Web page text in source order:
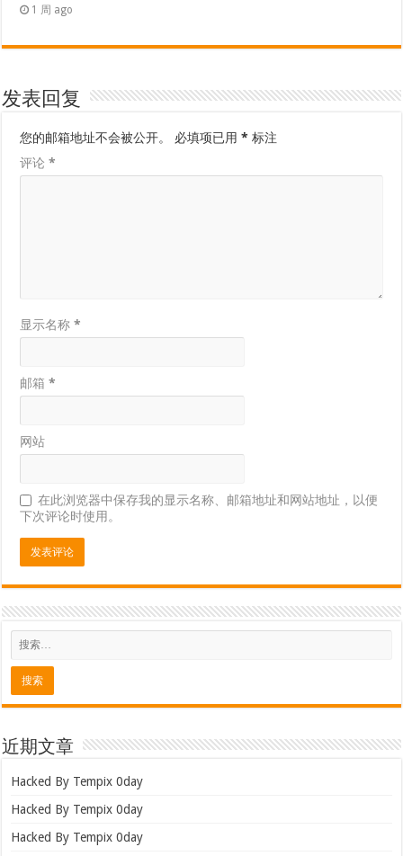
1 周 ago
发表回复
您的邮箱地址不会被公开。 必填项已用* 标注
评论*
显示名称*
邮箱*
网站
在此浏览器中保存我的显示名称、邮箱地址和网站地址，以便
下次评论时使用。
近期文章
Hacked By Tempix 0day
Hacked By Tempix 0day
Hacked By Tempix 0day